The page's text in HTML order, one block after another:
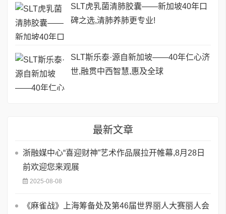
SLT虎乳菌清肺胶囊——新加坡40年口
碑之选,清肺养肺更专业!
SLT斯乐泰·源自新加坡——40年仁心济
世,融贯中西智慧,惠及全球
最新文章
浙融媒中心“喜迎财神”艺术作品展拉开帷幕,8月28日
前欢迎您来观展
2025-08-08
《麻雀战》上海筹备处及第46届世界丽人大赛丽人会